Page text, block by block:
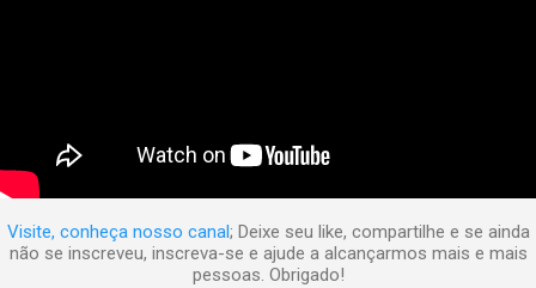
Visite, conheça nosso canal; Deixe seu like, compartilhe e se ainda
não se inscreveu, inscreva-se e ajude a alcançarmos mais e mais
pessoas. Obrigado!